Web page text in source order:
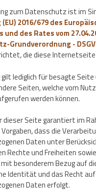
zum Datenschutz ist im
2016/679 des
und des Rates vom
Grundverordnung -
die diese
gilt lediglich für besagte
Seiten, welche vom
werden können.
dieser Seite garantiert im
dass die
Daten unter
Rechte und Freiheiten
besonderem Bezug auf
Identität und das Recht
Daten erfolgt.